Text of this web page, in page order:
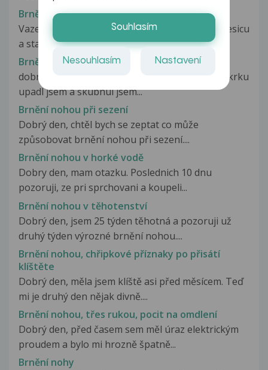
Brnění nohou při kojení
Vazeny pane doktore, mam miminko stare 9 mesicu
a stale kojim. Vecer, kdyz...
Brnění nohou při předklonění po borrelióze
dobrý den před 2 měsíci jsem byl v motoli kvuli krku
upadl jsem a škubnul jsem...
Brnění nohou při sezení
Dobrý den, chtěl bych se zeptat co může
způsobovat brnění nohou při sezení....
Brnění nohou v horké vodě
Dobry den, mam otazku. Poslednich 10 dnu
pozoruji, ze pri sprchovani a koupeli...
Brnění nohou v těhotenství
Dobrý den, jsem 25 týden těhotná a pozoruji už
druhý týden výrozné brnění nohou....
Brnění nohou, chřipkové příznaky po přisátí
klíštěte
Dobrý den, měla jsem klíště asi před měsícem. Teď
mi je druhý den nějak divně....
Brnění nohou, třes rukou, pocit na omdlení
Dobrý den, před časem sem měl úraz elektrickým
proudem a bylo mi hrozně špatně...
Brnění nohy
Souhlasím
Nesouhlasím Nastavení